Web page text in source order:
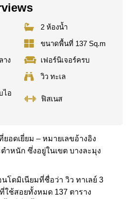
2 ห้องน้ำ
ขนาดพื้นที่ 137 Sq.m
าง
เฟอร์นิเจอร์ครบ
วิว ทะเล
ไอ
ฟิสเนส
อดเยี่ยม – หมายเลขอ้างอิง
ำหนัก ซึ่งอยู่ในเขต บางละมุง
โดมิเนียมที่ชื่อว่า วิว ทาเลย์ 3
ใช้สอยทั้งหมด 137 ตาราง